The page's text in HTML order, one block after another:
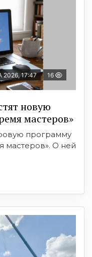
2026, 17:47 16
новую
мастеров»
программу
мастеров». О ней